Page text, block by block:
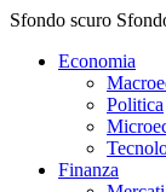
Sfondo scuro
Economia
Politica
Finanza